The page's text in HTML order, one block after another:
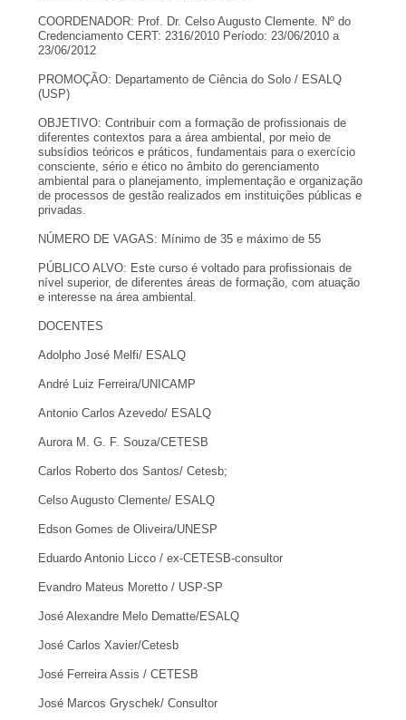
COORDENADOR: Prof. Dr. Celso Augusto Clemente. Nº do
Credenciamento CERT: 2316/2010 Período: 23/06/2010 a
23/06/2012
PROMOÇÃO: Departamento de Ciência do Solo / ESALQ
(USP)
OBJETIVO: Contribuir com a formação de profissionais de
diferentes contextos para a área ambiental, por meio de
subsídios teóricos e práticos, fundamentais para o exercício
consciente, sério e ético no âmbito do gerenciamento
ambiental para o planejamento, implementação e organização
de processos de gestão realizados em instituições públicas e
privadas.
NÚMERO DE VAGAS: Mínimo de 35 e máximo de 55
PÚBLICO ALVO: Este curso é voltado para profissionais de
nível superior, de diferentes áreas de formação, com atuação
e interesse na área ambiental.
DOCENTES
Adolpho José Melfi/ ESALQ
André Luiz Ferreira/UNICAMP
Antonio Carlos Azevedo/ ESALQ
Aurora M. G. F. Souza/CETESB
Carlos Roberto dos Santos/ Cetesb;
Celso Augusto Clemente/ ESALQ
Edson Gomes de Oliveira/UNESP
Eduardo Antonio Licco / ex-CETESB-consultor
Evandro Mateus Moretto / USP-SP
José Alexandre Melo Dematte/ESALQ
José Carlos Xavier/Cetesb
José Ferreira Assis / CETESB
José Marcos Gryschek/ Consultor